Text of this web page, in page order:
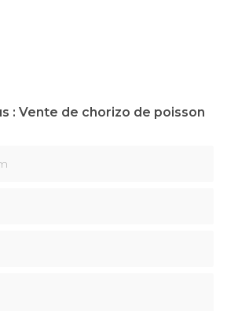
: Vente de chorizo de poisson